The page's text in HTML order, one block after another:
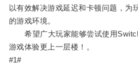
以有效解决游戏延迟和卡顿问题，为
的游戏环境。
希望广大玩家能够尝试使用
游戏体验更上一层楼！。
#1#